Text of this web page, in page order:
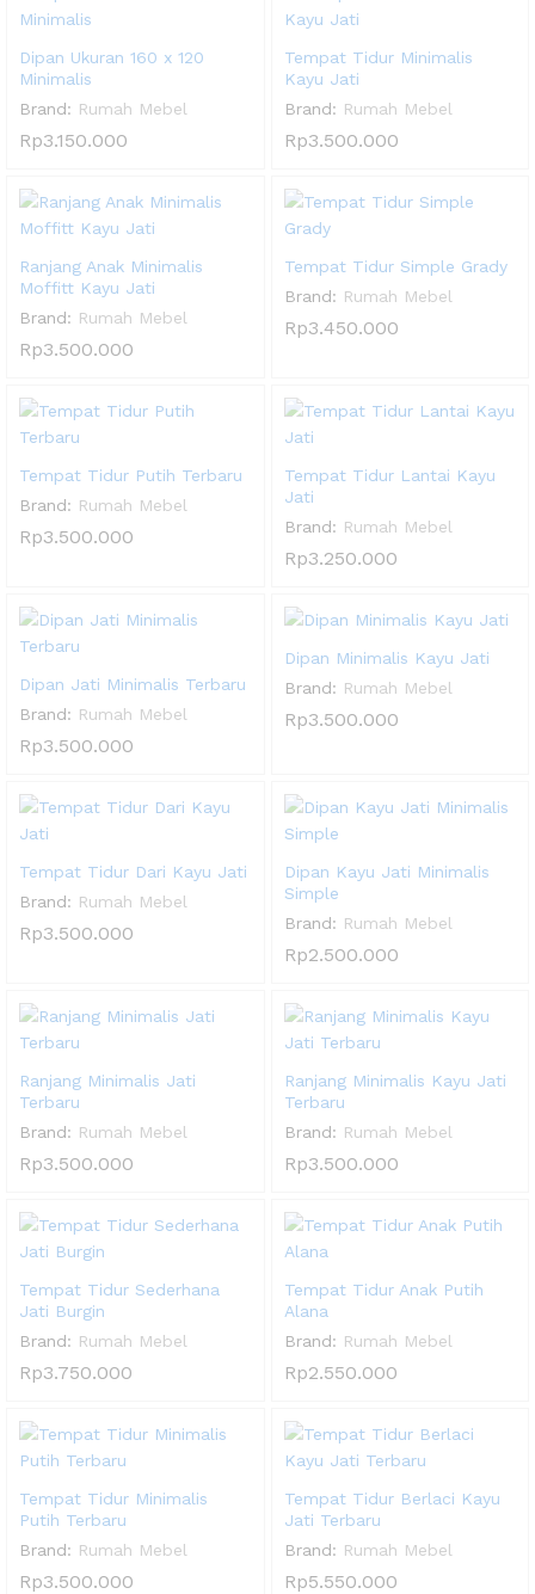
Dipan Ukuran 160 x 120
Minimalis
Brand: Rumah Mebel
Rp3.150.000
Tempat Tidur Minimalis
Kayu Jati
Brand: Rumah Mebel
Rp3.500.000
Ranjang Anak Minimalis
Moffitt Kayu Jati
Brand: Rumah Mebel
Rp3.500.000
Tempat Tidur Simple Grady
Brand: Rumah Mebel
Rp3.450.000
Tempat Tidur Putih Terbaru
Brand: Rumah Mebel
Rp3.500.000
Tempat Tidur Lantai Kayu
Jati
Brand: Rumah Mebel
Rp3.250.000
Dipan Jati Minimalis Terbaru
Brand: Rumah Mebel
Rp3.500.000
Dipan Minimalis Kayu Jati
Brand: Rumah Mebel
Rp3.500.000
Tempat Tidur Dari Kayu Jati
Brand: Rumah Mebel
Rp3.500.000
Dipan Kayu Jati Minimalis
Simple
Brand: Rumah Mebel
Rp2.500.000
Ranjang Minimalis Jati
Terbaru
Brand: Rumah Mebel
Rp3.500.000
Ranjang Minimalis Kayu Jati
Terbaru
Brand: Rumah Mebel
Rp3.500.000
Tempat Tidur Sederhana
Jati Burgin
Brand: Rumah Mebel
Rp3.750.000
Tempat Tidur Anak Putih
Alana
Brand: Rumah Mebel
Rp2.550.000
Tempat Tidur Minimalis
Putih Terbaru
Brand: Rumah Mebel
Rp3.500.000
Tempat Tidur Berlaci Kayu
Jati Terbaru
Brand: Rumah Mebel
Rp5.550.000